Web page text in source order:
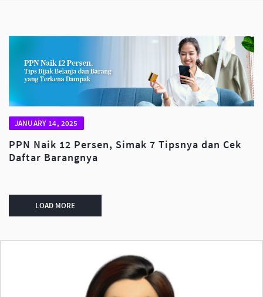
JANUARY 14, 2025
PPN Naik 12 Persen, Simak 7 Tipsnya dan Cek
Daftar Barangnya
LOAD MORE